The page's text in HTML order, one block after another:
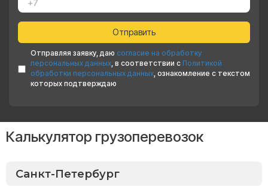
Отправляя заявку, даю согласие на обработку
персональных данных, в соответствии с Политикой
обработки персональных данных, ознакомление с текстом
которых подтверждаю
Калькулятор грузоперевозок